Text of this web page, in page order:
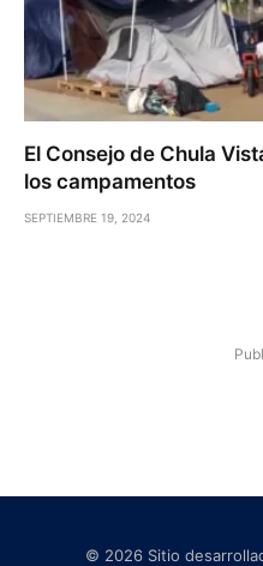
El Consejo de Chula
los campamentos
SEPTIEMBRE 19, 2024
© 2026 Sitio